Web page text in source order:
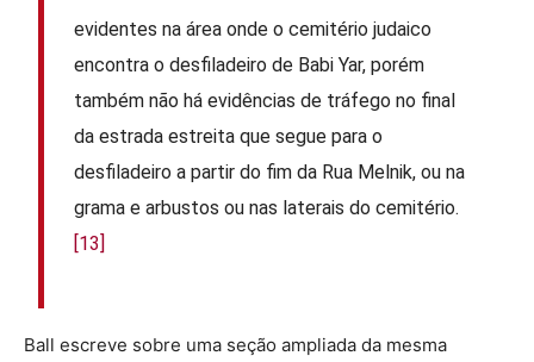
evidentes na área onde o cemitério judaico
encontra o desfiladeiro de Babi Yar, porém
também não há evidências de tráfego no final
da estrada estreita que segue para o
desfiladeiro a partir do fim da Rua Melnik, ou na
grama e arbustos ou nas laterais do cemitério.
[13]
Ball escreve sobre uma seção ampliada da mesma